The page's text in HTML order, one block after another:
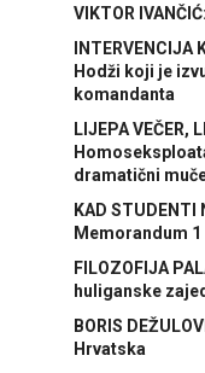
VIKTOR
Hodži koji je
komandanta
LIJEPA VEČER,
dramatični
KAD STUDENTI
Memorandum
FILOZOFIJA
huliganske
BORIS
Hrvatska